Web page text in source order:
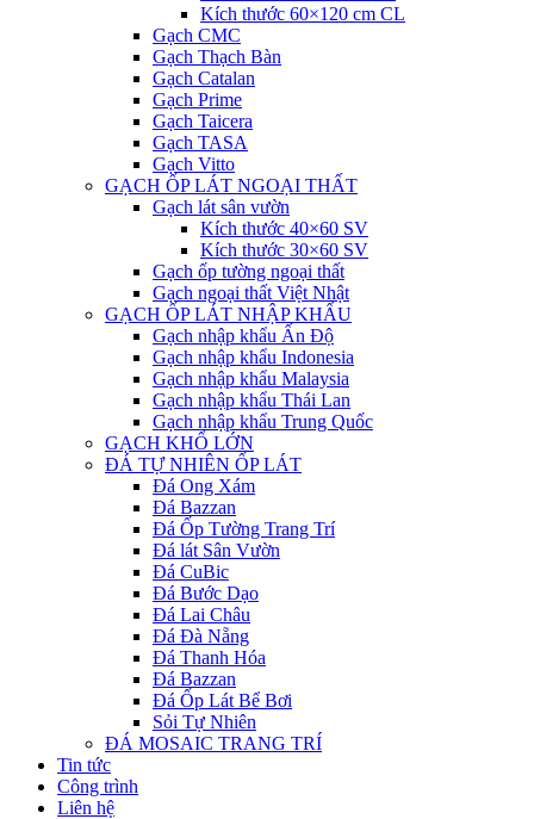
Kích thước 60×120 cm CL
Gạch CMC
Gạch Thạch Bàn
Gạch Catalan
Gạch Prime
Gạch Taicera
Gạch TASA
Gạch Vitto
GẠCH ỐP LÁT NGOẠI THẤT
Gạch lát sân vườn
Kích thước 40×60 SV
Kích thước 30×60 SV
Gạch ốp tường ngoại thất
Gạch ngoại thất Việt Nhật
GẠCH ỐP LÁT NHẬP KHẨU
Gạch nhập khẩu Ấn Độ
Gạch nhập khẩu Indonesia
Gạch nhập khẩu Malaysia
Gạch nhập khẩu Thái Lan
Gạch nhập khẩu Trung Quốc
GẠCH KHỔ LỚN
ĐÁ TỰ NHIÊN ỐP LÁT
Đá Ong Xám
Đá Bazzan
Đá Ốp Tường Trang Trí
Đá lát Sân Vườn
Đá CuBic
Đá Bước Dạo
Đá Lai Châu
Đá Đà Nẵng
Đá Thanh Hóa
Đá Bazzan
Đá Ốp Lát Bể Bơi
Sỏi Tự Nhiên
ĐÁ MOSAIC TRANG TRÍ
Tin tức
Công trình
Liên hệ